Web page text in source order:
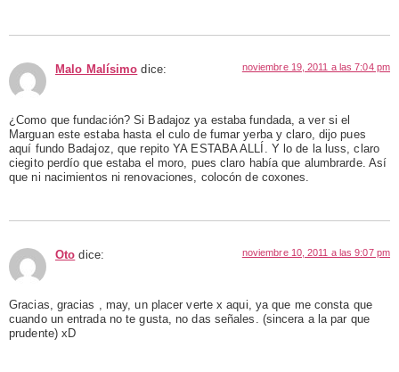
Malo Malísimo dice: noviembre 19, 2011 a las 7:04 pm
¿Como que fundación? Si Badajoz ya estaba fundada, a ver si el
Marguan este estaba hasta el culo de fumar yerba y claro, dijo pues
aquí fundo Badajoz, que repito YA ESTABA ALLÍ. Y lo de la luss, claro
ciegito perdío que estaba el moro, pues claro había que alumbrarde. Así
que ni nacimientos ni renovaciones, colocón de coxones.
Oto dice: noviembre 10, 2011 a las 9:07 pm
Gracias, gracias , may, un placer verte x aqui, ya que me consta que
cuando un entrada no te gusta, no das señales. (sincera a la par que
prudente) xD